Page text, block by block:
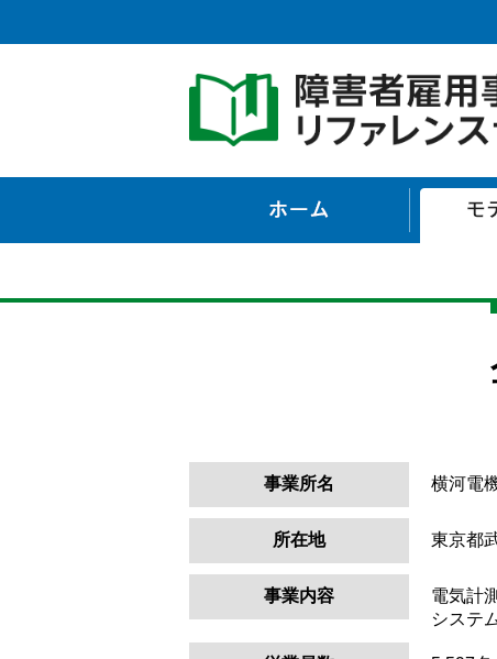
事業所名 横河電
所在地 東京都
事業内容
電気計
システ